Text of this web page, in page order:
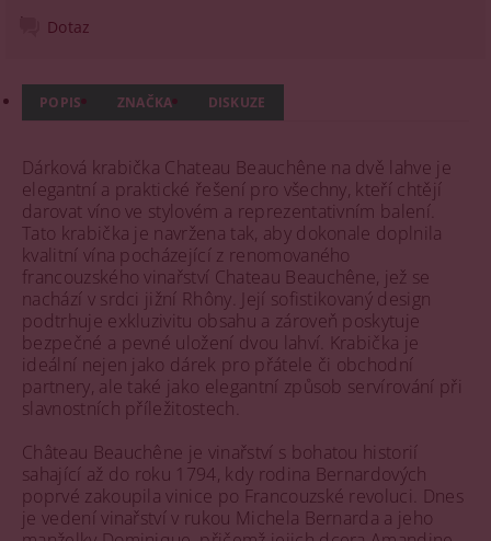
Dotaz
POPIS ZNAČKA DISKUZE
Dárková krabička Chateau Beauchêne na dvě lahve je
elegantní a praktické řešení pro všechny, kteří chtějí
darovat víno ve stylovém a reprezentativním balení.
Tato krabička je navržena tak, aby dokonale doplnila
kvalitní vína pocházející z renomovaného
francouzského vinařství Chateau Beauchêne, jež se
nachází v srdci jižní Rhôny. Její sofistikovaný design
podtrhuje exkluzivitu obsahu a zároveň poskytuje
bezpečné a pevné uložení dvou lahví. Krabička je
ideální nejen jako dárek pro přátele či obchodní
partnery, ale také jako elegantní způsob servírování při
slavnostních příležitostech.
Château Beauchêne je vinařství s bohatou historií
sahající až do roku 1794, kdy rodina Bernardových
poprvé zakoupila vinice po Francouzské revoluci. Dnes
je vedení vinařství v rukou Michela Bernarda a jeho